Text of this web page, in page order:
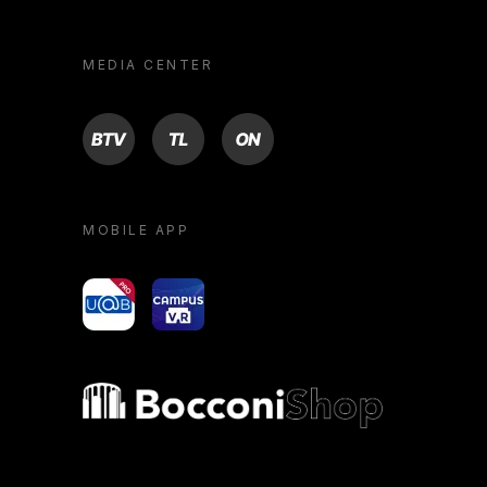
MEDIA CENTER
BTV TL ON
MOBILE APP
yoU@B Campus VR
Bocconi shop